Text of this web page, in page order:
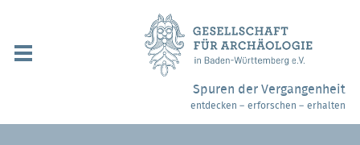
Über uns / Mitgliedschaft
Spuren der Vergangenheit
entdecken – erforschen – erhalten